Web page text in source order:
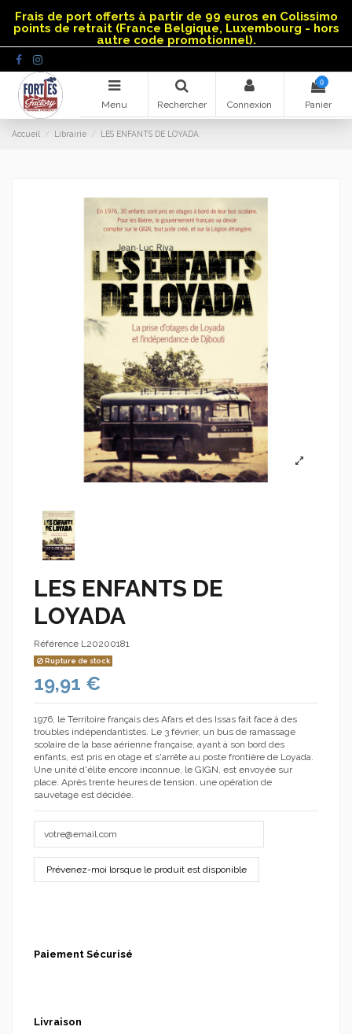
Frais de port offerts à partir de 99 euros en Colissimo
points de retrait (France Belgique, Luxembourg - hors
autre code promotionnel).
Menu Rechercher Connexion
0
Panier
Accueil Librairie LES ENFANTS DE LOYADA
LES ENFANTS DE
LOYADA
Référence L20200181
Rupture de stock
19,91 €
1976, le Territoire français des Afars et des Issas fait face à des
troubles indépendantistes. Le 3 février, un bus de ramassage
scolaire de la base aérienne française, ayant à son bord des
enfants, est pris en otage et s'arrête au poste frontière de Loyada.
Une unité d'élite encore inconnue, le GIGN, est envoyée sur
place. Après trente heures de tension, une opération de
sauvetage est décidée.
Paiement Sécurisé
Livraison